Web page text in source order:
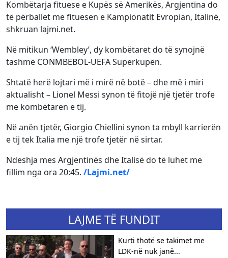
Kombëtarja fituese e Kupës së Amerikës, Argjentina do
të përballet me fituesen e Kampionatit Evropian, Italinë,
shkruan lajmi.net.
Në mitikun ‘Wembley’, dy kombëtaret do të synojnë
tashmë CONMBEBOL-UEFA Superkupën.
Shtatë herë lojtari më i mirë në botë – dhe më i miri
aktualisht – Lionel Messi synon të fitojë një tjetër trofe
me kombëtaren e tij.
Në anën tjetër, Giorgio Chiellini synon ta mbyll karrierën
e tij tek Italia me një trofe tjetër në sirtar.
Ndeshja mes Argjentinës dhe Italisë do të luhet me
fillim nga ora 20:45. /Lajmi.net/
LAJME TË FUNDIT
Kurti thotë se takimet me
LDK-në nuk janë...